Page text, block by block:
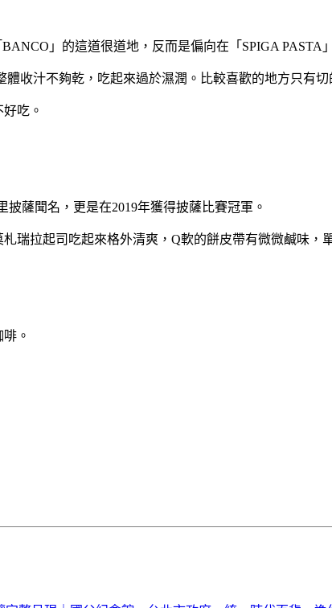
」的這道很道地，反而是偏向在「SPIGA PASTA
收汁不夠乾，吃起來過於濕潤。比較喜歡的地方只有
吃。
薩聞名，更是在2019年獲得披薩比賽冠軍。
瑞拉起司吃起來格外清爽，Q軟的餅皮帶有微微鹹味，
。